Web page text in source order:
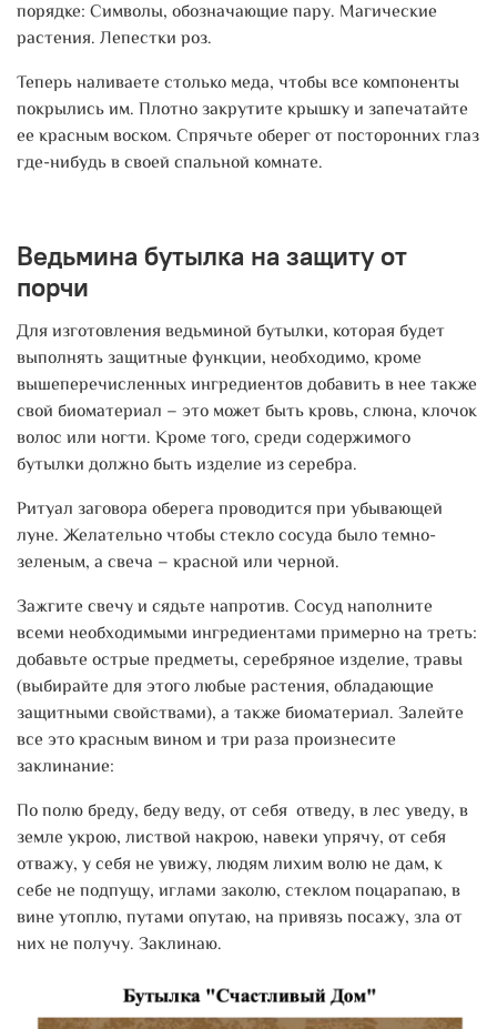
порядке: Символы, обозначающие пару. Магические
растения. Лепестки роз.
Теперь наливаете столько меда, чтобы все компоненты
покрылись им. Плотно закрутите крышку и запечатайте
ее красным воском. Спрячьте оберег от посторонних глаз
где-нибудь в своей спальной комнате.
Ведьмина бутылка на защиту от
порчи
Для изготовления ведьминой бутылки, которая будет
выполнять защитные функции, необходимо, кроме
вышеперечисленных ингредиентов добавить в нее также
свой биоматериал – это может быть кровь, слюна, клочок
волос или ногти. Кроме того, среди содержимого
бутылки должно быть изделие из серебра.
Ритуал заговора оберега проводится при убывающей
луне. Желательно чтобы стекло сосуда было темно-
зеленым, а свеча – красной или черной.
Зажгите свечу и сядьте напротив. Сосуд наполните
всеми необходимыми ингредиентами примерно на треть:
добавьте острые предметы, серебряное изделие, травы
(выбирайте для этого любые растения, обладающие
защитными свойствами), а также биоматериал. Залейте
все это красным вином и три раза произнесите
заклинание:
По полю бреду, беду веду, от себя отведу, в лес уведу, в
земле укрою, листвой накрою, навеки упрячу, от себя
отважу, у себя не увижу, людям лихим волю не дам, к
себе не подпущу, иглами заколю, стеклом поцарапаю, в
вине утоплю, путами опутаю, на привязь посажу, зла от
них не получу. Заклинаю.